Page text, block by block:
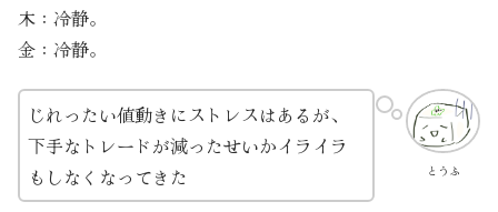
木：冷静。
金：冷静。
とうふ
じれったい値動きにストレスはあるが、
下手なトレードが減ったせいかイライラ
もしなくなってきた